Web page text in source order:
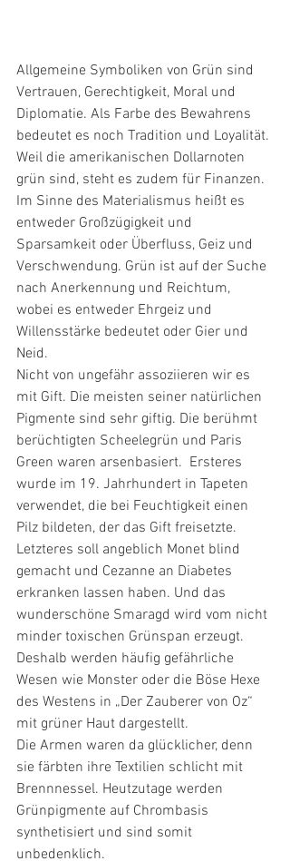
Allgemeine Symboliken von Grün sind
Vertrauen, Gerechtigkeit, Moral und
Diplomatie. Als Farbe des Bewahrens
bedeutet es noch Tradition und Loyalität.
Weil die amerikanischen Dollarnoten
grün sind, steht es zudem für Finanzen.
Im Sinne des Materialismus heißt es
entweder Großzügigkeit und
Sparsamkeit oder Überfluss, Geiz und
Verschwendung. Grün ist auf der Suche
nach Anerkennung und Reichtum,
wobei es entweder Ehrgeiz und
Willensstärke bedeutet oder Gier und
Neid.
Nicht von ungefähr assoziieren wir es
mit Gift. Die meisten seiner natürlichen
Pigmente sind sehr giftig. Die berühmt
berüchtigten Scheelegrün und Paris
Green waren arsenbasiert.  Ersteres
wurde im 19. Jahrhundert in Tapeten
verwendet, die bei Feuchtigkeit einen
Pilz bildeten, der das Gift freisetzte.
Letzteres soll angeblich Monet blind
gemacht und Cezanne an Diabetes
erkranken lassen haben. Und das
wunderschöne Smaragd wird vom nicht
minder toxischen Grünspan erzeugt.
Deshalb werden häufig gefährliche
Wesen wie Monster oder die Böse Hexe
des Westens in „Der Zauberer von Oz“
mit grüner Haut dargestellt.
Die Armen waren da glücklicher, denn
sie färbten ihre Textilien schlicht mit
Brennnessel. Heutzutage werden
Grünpigmente auf Chrombasis
synthetisiert und sind somit
unbedenklich.